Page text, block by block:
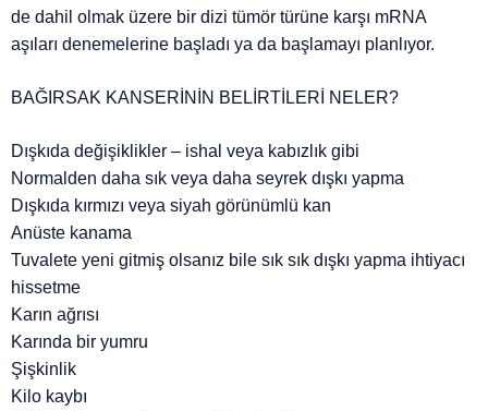
de dahil olmak üzere bir dizi tümör türüne karşı mRNA
aşıları denemelerine başladı ya da başlamayı planlıyor.
BAĞIRSAK KANSERİNİN BELİRTİLERİ NELER?
Dışkıda değişiklikler – ishal veya kabızlık gibi
Normalden daha sık veya daha seyrek dışkı yapma
Dışkıda kırmızı veya siyah görünümlü kan
Anüste kanama
Tuvalete yeni gitmiş olsanız bile sık sık dışkı yapma ihtiyacı
hissetme
Karın ağrısı
Karında bir yumru
Şişkinlik
Kilo kaybı